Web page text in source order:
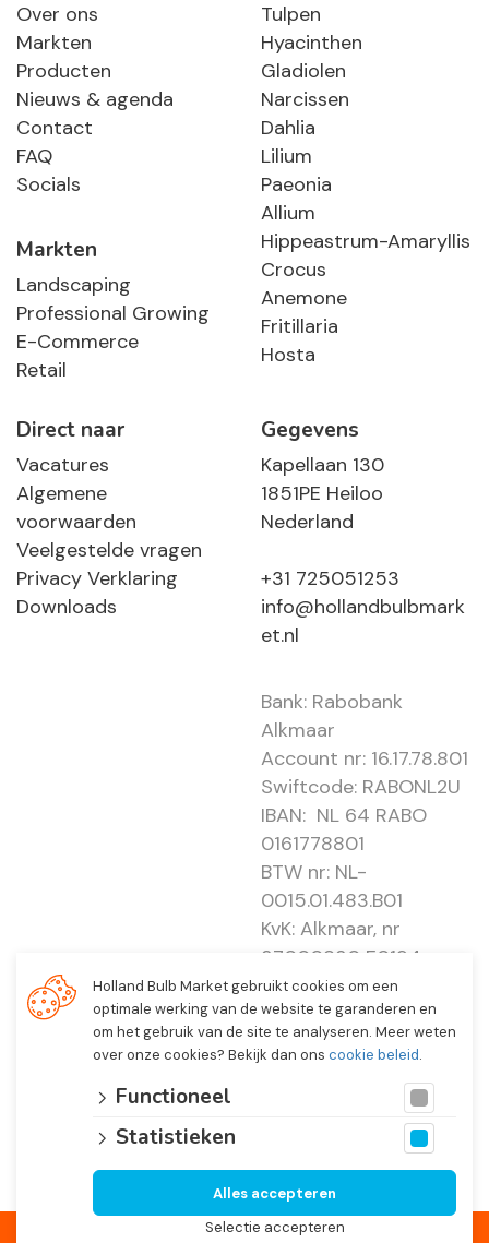
Over ons
Markten
Producten
Nieuws & agenda
Contact
FAQ
Socials
Markten
Landscaping
Professional Growing
E-Commerce
Retail
Tulpen
Hyacinthen
Gladiolen
Narcissen
Dahlia
Lilium
Paeonia
Allium
Hippeastrum-Amaryllis
Crocus
Anemone
Fritillaria
Hosta
Direct naar
Vacatures
Algemene
voorwaarden
Veelgestelde vragen
Privacy Verklaring
Downloads
Gegevens
Kapellaan 130
1851PE Heiloo
Nederland
+31 725051253
info@hollandbulbmark
et.nl
Bank: Rabobank
Alkmaar
Account nr: 16.17.78.801
Swiftcode: RABONL2U
IBAN: NL 64 RABO
0161778801
BTW nr: NL-
0015.01.483.B01
KvK: Alkmaar, nr
37000830 E0194 -
EBO 505
© 2026 Holland Bulb Market, Heiloo Netherlands
Holland Bulb Market gebruikt cookies om een
optimale werking van de website te garanderen en
om het gebruik van de site te analyseren. Meer weten
over onze cookies? Bekijk dan ons cookie beleid.
Functioneel
Statistieken
Selectie accepteren
Alles accepteren